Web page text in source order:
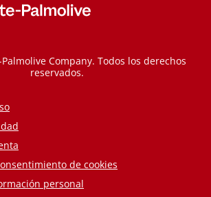
Company. Todos los derechos
reservados.
de cookies
personal